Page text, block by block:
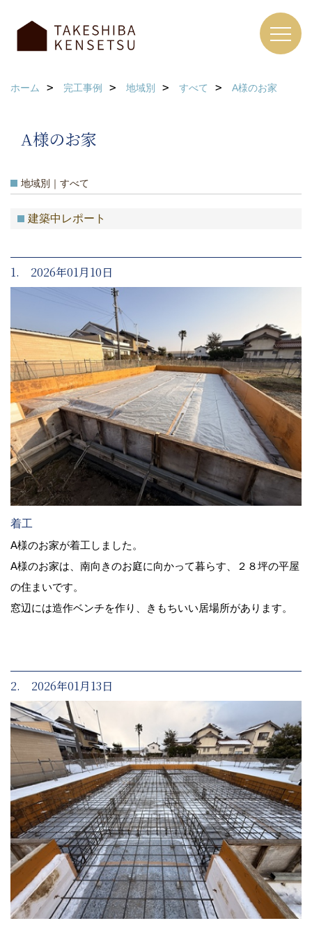
ホーム 完工事例 地域別 すべて A様のお家
A様のお家
地域別｜すべて
建築中レポート
1. 2026年01月10日
着工
A様のお家が着工しました。
A様のお家は、南向きのお庭に向かって暮らす、２８坪の平屋
の住まいです。
窓辺には造作ベンチを作り、きもちいい居場所があります。
2. 2026年01月13日